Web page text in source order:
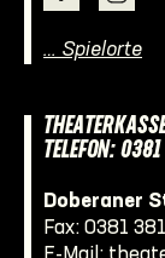
… Spielorte
TELEFON:
Doberaner
Fax: 0381